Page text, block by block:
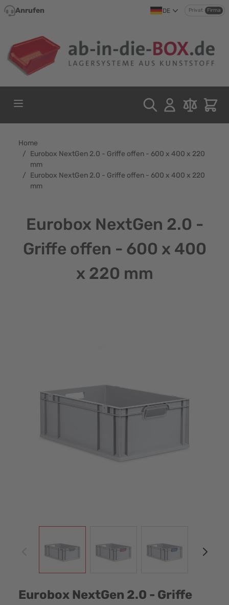
Direkt zum Inhalt
Anrufen DE Privat Firma
Home
/ Eurobox NextGen 2.0 - Griffe offen - 600 x 400 x 220
mm
/ Eurobox NextGen 2.0 - Griffe offen - 600 x 400 x 220
mm
Eurobox NextGen 2.0 -
Griffe offen - 600 x 400
x 220 mm
Eurobox NextGen 2.0 - Griffe